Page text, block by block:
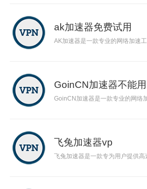
ak加速器免费试用
AK加速器是一款专业的网络加速
GoinCN加速器不能用
GoinCN加速器是一款专业的网络
飞兔加速器vp
飞兔加速器是一款专为用户提供